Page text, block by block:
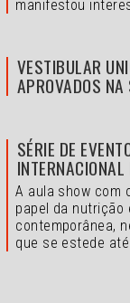
manifestou
VESTIBULAR
APROVADOS
SÉRIE DE
A aula show com
papel da nutrição
contemporânea,
que se estede